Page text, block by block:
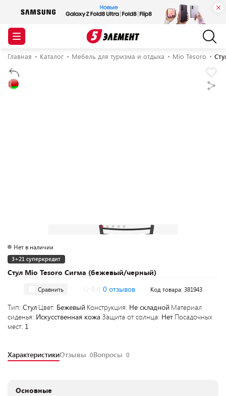
Главная Каталог Мебель для туризма и отдыха Mio Tesoro
Стул Mio Tesoro Сигма (бежевый/черный)
Нет в наличии
3+21 суперкредит
Сравнить 0 отзывов Код товара: 381943
Тип: Стул Цвет: Бежевый Конструкция: Не складной Материал
сиденья: Искусственная кожа Защита от солнца: Нет Посадочных
мест: 1
ХарактеристикиОтзывы 0Вопросы 0
Основные